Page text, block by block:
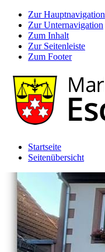
Zur Hauptnavigation
Zur Unternavigation
Zum Inhalt
Zur Seitenleiste
Zum Footer
Startseite
Seitenübersicht